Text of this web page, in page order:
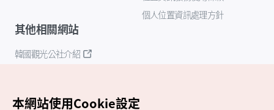
個人位置資訊處理方針
其他相關網站
韓國觀光公社介紹
本網站使用Cookie設定